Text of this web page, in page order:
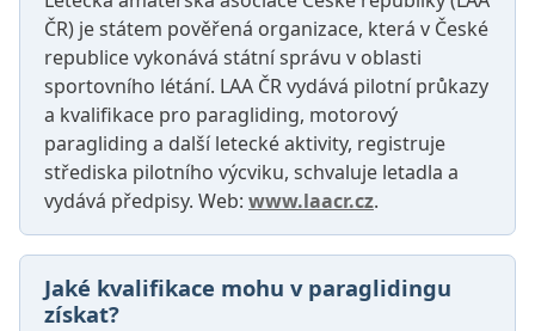
ČR) je státem pověřená organizace, která v České
republice vykonává státní správu v oblasti
sportovního létání. LAA ČR vydává pilotní průkazy
a kvalifikace pro paragliding, motorový
paragliding a další letecké aktivity, registruje
střediska pilotního výcviku, schvaluje letadla a
vydává předpisy. Web: www.laacr.cz.
Jaké kvalifikace mohu v paraglidingu
získat?